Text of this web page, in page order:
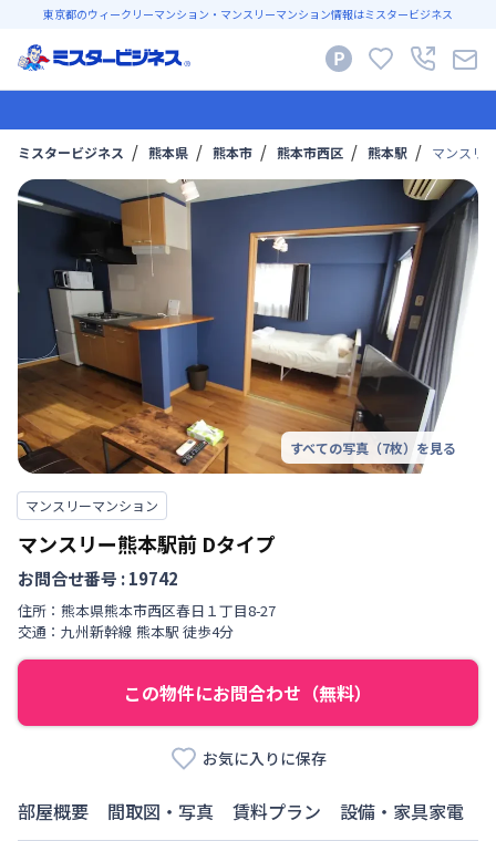
東京都のウィークリーマンション・マンスリーマンション情報はミスタービジネス
ミスタービジネス 熊本県 熊本市 熊本市西区 熊本駅 マンスリ
すべての写真（7枚）を見る
マンスリーマンション
マンスリー熊本駅前 Dタイプ
お問合せ番号 :19742
住所： 熊本県熊本市西区春日 １丁目8-27
交通： 九州新幹線 熊本駅 徒歩4分
この物件にお問合わせ（無料）
お気に入りに保存
部屋概要 間取図・写真 賃料プラン 設備・家具家電